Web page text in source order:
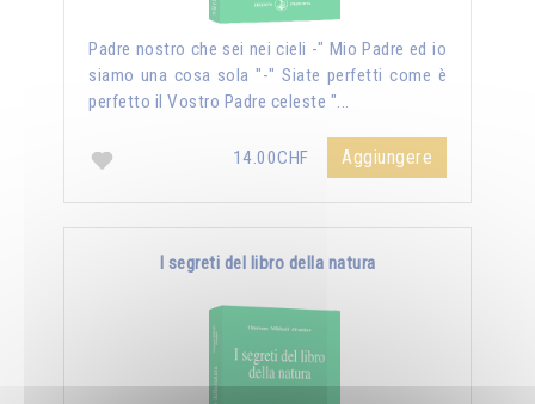
Padre nostro che sei nei cieli -" Mio Padre ed io
siamo una cosa sola "-" Siate perfetti come è
perfetto il Vostro Padre celeste "...
14.00CHF Aggiungere
I segreti del libro della natura